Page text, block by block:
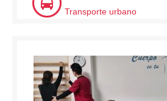
Transporte urbano